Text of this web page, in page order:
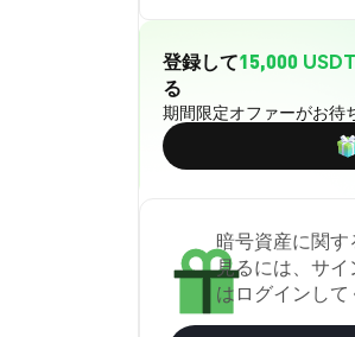
登録して15,000 USDT
る
期間限定オファーがお待
暗号資産に関す
見るには、サイ
はログインして